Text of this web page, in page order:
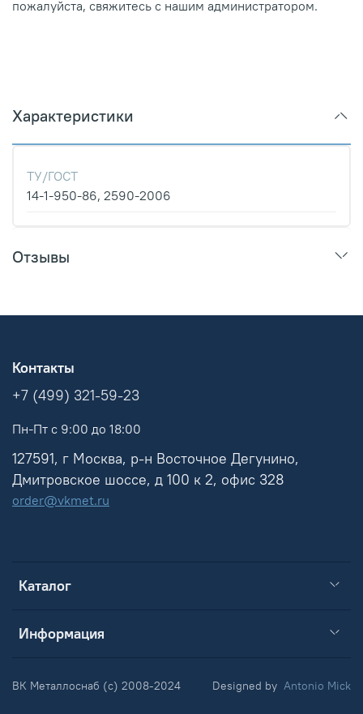
пожалуйста, свяжитесь с нашим администратором.
Характеристики
ТУ/ГОСТ
14-1-950-86, 2590-2006
Отзывы
Каталог
Информация
Контакты
+7 (499) 321-59-23
Пн-Пт с 9:00 до 18:00
127591, г Москва, р-н Восточное Дегунино,
Дмитровское шоссе, д 100 к 2, офис 328
order@vkmet.ru
ВК Металлоснаб (c) 2008-2024 Designed by Antonio Mick